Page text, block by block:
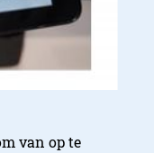
van op te